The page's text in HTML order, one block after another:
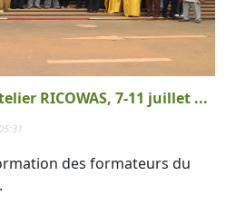
RICOWAS, 7-11 juillet ...
des formateurs du